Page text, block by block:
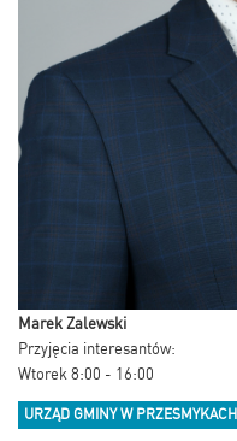
Marek Zalewski
Przyjęcia interesantów:
Wtorek 8:00 - 16:00
URZĄD GMINY W PRZESMYKACH